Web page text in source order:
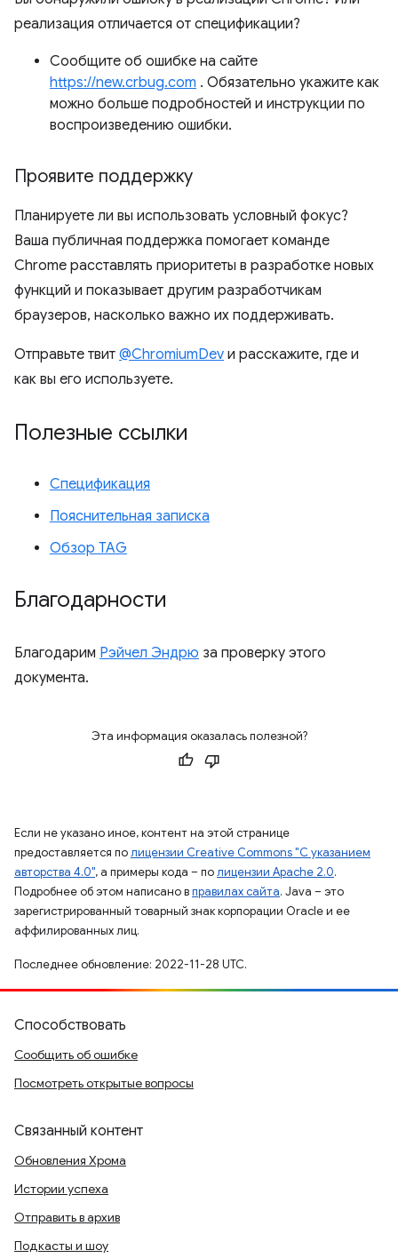
реализация отличается от спецификации?
Сообщите об ошибке на сайте
https://new.crbug.com . Обязательно укажите как
можно больше подробностей и инструкции по
воспроизведению ошибки.
Проявите поддержку
Планируете ли вы использовать условный фокус?
Ваша публичная поддержка помогает команде
Chrome расставлять приоритеты в разработке новых
функций и показывает другим разработчикам
браузеров, насколько важно их поддерживать.
Отправьте твит @ChromiumDev и расскажите, где и
как вы его используете.
Полезные ссылки
Спецификация
Пояснительная записка
Обзор TAG
Благодарности
Благодарим Рэйчел Эндрю за проверку этого
документа.
Эта информация оказалась полезной?
Если не указано иное, контент на этой странице
предоставляется полицензии Creative Commons "С указанием
авторства 4.0", а примеры кода – полицензии Apache 2.0.
Подробнее об этом написано вправилах сайта. Java – это
зарегистрированный товарный знак корпорации Oracle и ее
аффилированных лиц.
Последнее обновление: 2022-11-28 UTC.
Способствовать
Сообщить об ошибке
Посмотреть открытые вопросы
Связанный контент
Обновления Хрома
Истории успеха
Отправить в архив
Подкасты и шоу